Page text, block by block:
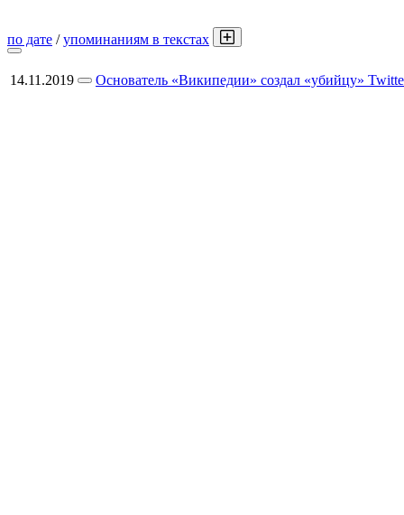
по дате /упоминаниям в текстах
14.11.2019 Основатель «Википедии» создал «убийцу»